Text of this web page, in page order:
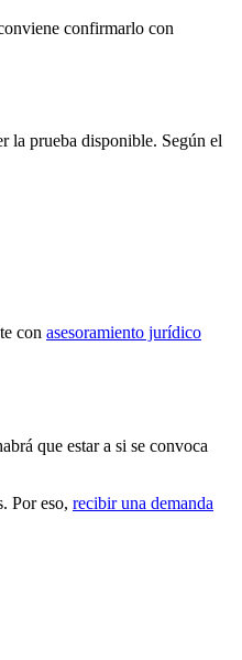
confirmarlo con
la prueba disponible. Según el
con asesoramiento jurídico
que estar a si se convoca
Por eso, recibir una demanda